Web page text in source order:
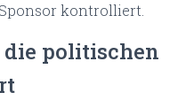
kontrolliert.
politischen